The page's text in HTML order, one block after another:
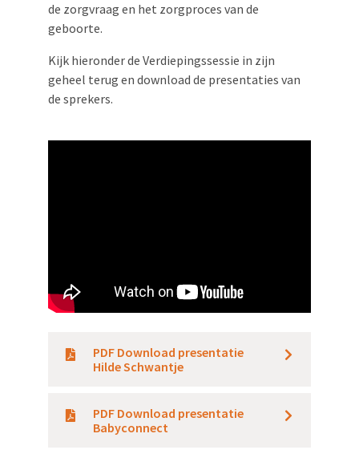
de zorgvraag en het zorgproces van de
geboorte.
Kijk hieronder de Verdiepingssessie in zijn
geheel terug en download de presentaties van
de sprekers.
PDF Download presentatie
Hilde Schwantje
PDF Download presentatie
Babyconnect